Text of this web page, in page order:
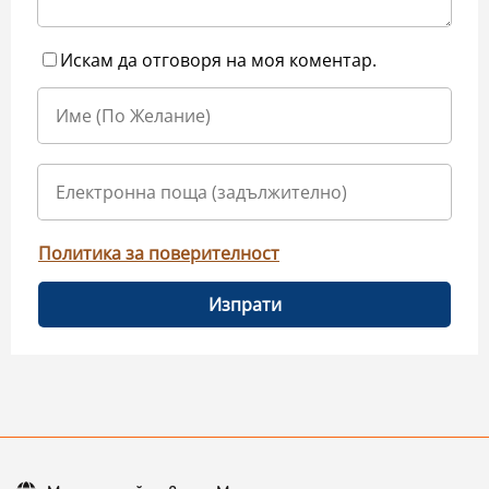
Искам да отговоря на моя коментар.
Политика за поверителност
Изпрати